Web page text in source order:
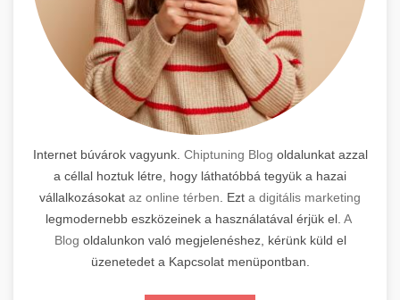
Internet búvárok vagyunk. Chiptuning Blog oldalunkat azzal
a céllal hoztuk létre, hogy láthatóbbá tegyük a hazai
vállalkozásokat az online térben . Ezt a digitális marketing
legmodernebb eszközeinek a használatával érjük el. A
Blog oldalunkon való megjelenéshez, kérünk küld el
üzenetedet a Kapcsolat menüpontban.